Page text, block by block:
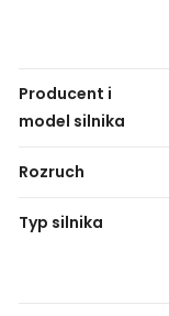
Producent i
model silnika
Rozruch
Typ silnika